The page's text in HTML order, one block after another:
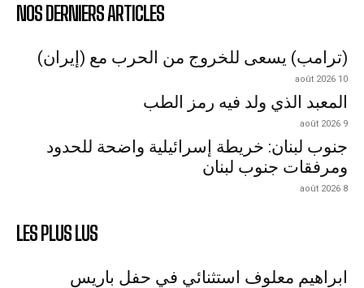
NOS DERNIERS ARTICLES
(ترامب) يسعى للخروج من الحرب مع (إيران)
10 août 2026
المعبد الذي ولد فيه رمز الطب
9 août 2026
جنوب لبنان: خريطة إسرائيلية واضحة للحدود
ومرفقات جنوب لبنان
8 août 2026
LES PLUS LUS
ابراهيم معلوف استثنائي في حفل باريس